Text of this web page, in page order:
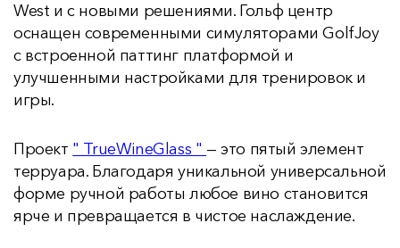
West и с новыми решениями. Гольф центр
оснащен современными симуляторами GolfJoy
с встроенной паттинг платформой и
улучшенными настройками для тренировок и
игры.
Проект " TrueWineGlass " — это пятый элемент
терруара. Благодаря уникальной универсальной
форме ручной работы любое вино становится
ярче и превращается в чистое наслаждение.